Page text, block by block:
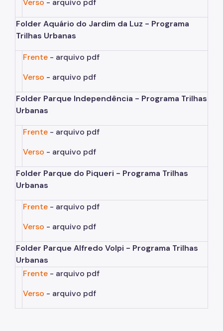
Defesa e Valorização Ambiental
TAC - Termo de Ajustamento de Conduta
Mudanças Climáticas
Comitê do Clima
Inventário de GEE
Plano de Ação Climática
Arborização Urbana
Áreas Protegidas, Áreas Verdes e Espaços Livres
Educação Ambiental
Programas
Município VerdeAzul
Verso - arquivo pdf
Folder Aquário do Jardim da Luz - Programa
Trilhas Urbanas
Frente - arquivo pdf
Verso - arquivo pdf
Folder Parque Independência - Programa Trilhas
Urbanas
Frente - arquivo pdf
Verso - arquivo pdf
Folder Parque do Piqueri - Programa Trilhas
Urbanas
Frente - arquivo pdf
Verso - arquivo pdf
Folder Parque Alfredo Volpi - Programa Trilhas
Urbanas
Frente - arquivo pdf
Verso - arquivo pdf